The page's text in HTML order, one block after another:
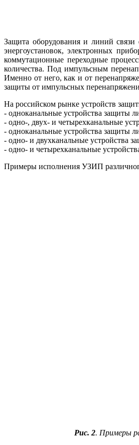
Защита оборудования и линий
энергоустановок, электронных
коммутационные переходные
количества. Под импульсным
Именно от не­го, как и от
защиты от импульсных
На российском рынке устройств
- одноканальные устройства защиты
- одно-, двух- и четырехканальные
- одноканальные устройства защиты
- одно- и двухканальные устройства
- одно- и четырехканальные
Примеры исполнения УЗИП
Рис. 2. Примеры